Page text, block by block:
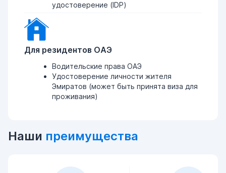
удостоверение (IDP)
Для резидентов ОАЭ
Водительские права ОАЭ
Удостоверение личности жителя
Эмиратов (может быть принята виза для
проживания)
Наши преимущества